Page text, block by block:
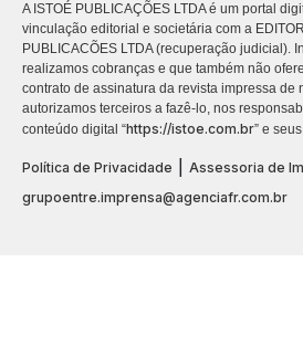
A ISTOÉ PUBLICAÇÕES LTDA é um portal
vinculação editorial e societária com a
PUBLICACÕES LTDA (recuperação judicial).
realizamos cobranças e que também não
contrato de assinatura da revista impressa de
autorizamos terceiros a fazê-lo, nos
conteúdo digital “https://istoe.com.br” e
Política de Privacidade
Assessoria de
grupoentre.imprensa@agenciafr.com.br